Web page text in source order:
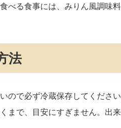
べる食事には、みりん風調味
法
ので必ず冷蔵保存してくださ
まで、目安にすぎません。出